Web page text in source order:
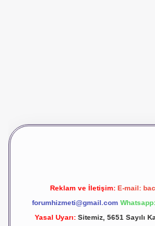
Reklam ve İletişim: E-mail:
forumhizmeti@gmail.com
Yasal Uyarı: Sitemiz, 5651 Sayılı